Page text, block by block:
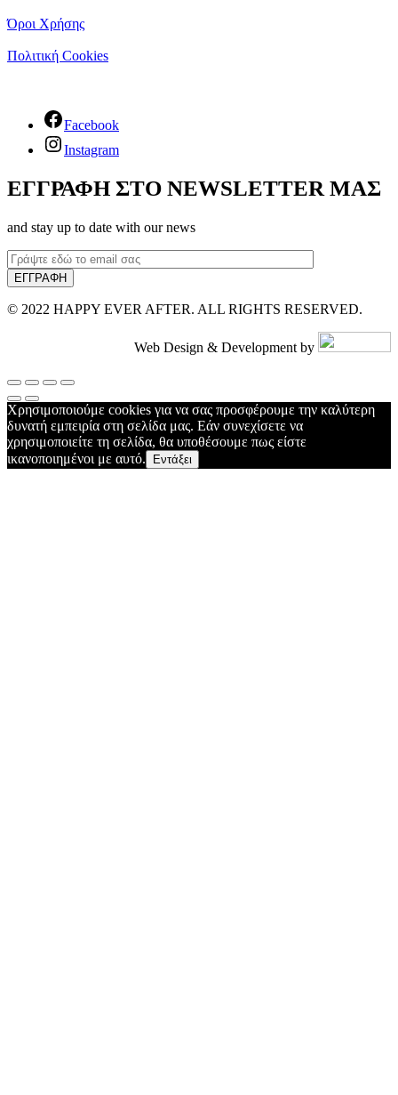
Όροι Χρήσης
Πολιτική Cookies
Facebook
Instagram
ΕΓΓΡΑΦΗ ΣΤΟ NEWSLETTER ΜΑΣ
and stay up to date with our news
© 2022 HAPPY EVER AFTER. ALL RIGHTS RESERVED.
Web Design & Development by
Χρησιμοποιούμε cookies για να σας προσφέρουμε την καλύτερη
δυνατή εμπειρία στη σελίδα μας. Εάν συνεχίσετε να
χρησιμοποιείτε τη σελίδα, θα υποθέσουμε πως είστε
ικανοποιημένοι με αυτό.
Εντάξει